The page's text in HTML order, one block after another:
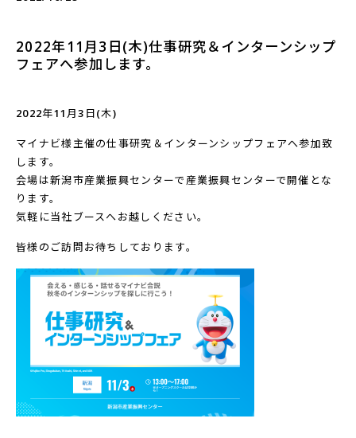
2022年11月3日(木)仕事研究＆インターンシップ
フェアへ参加します。
2022年11月3日(木)
マイナビ様主催の仕事研究＆インターンシップフェアへ参加致
します。
会場は新潟市産業振興センターで産業振興センターで開催とな
ります。
気軽に当社ブースへお越しください。
皆様のご訪問お待ちしております。